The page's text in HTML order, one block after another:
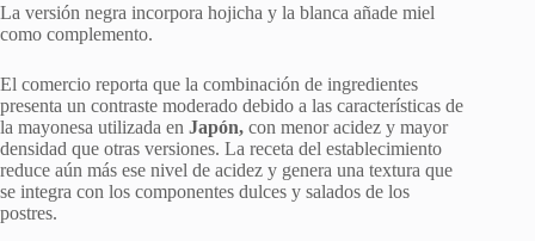
La versión negra incorpora hojicha y la blanca añade miel
como complemento.
El comercio reporta que la combinación de ingredientes
presenta un contraste moderado debido a las características de
la mayonesa utilizada en Japón, con menor acidez y mayor
densidad que otras versiones. La receta del establecimiento
reduce aún más ese nivel de acidez y genera una textura que
se integra con los componentes dulces y salados de los
postres.